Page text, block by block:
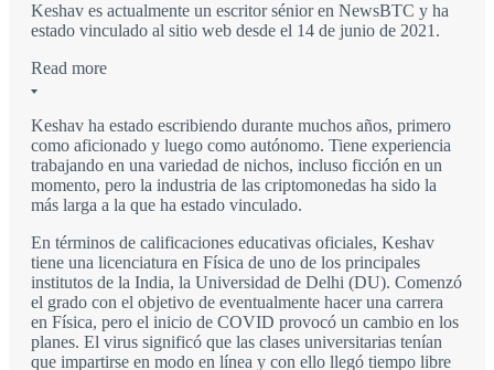
Keshav es actualmente un escritor sénior en NewsBTC y ha
estado vinculado al sitio web desde el 14 de junio de 2021.
Read more
Keshav ha estado escribiendo durante muchos años, primero
como aficionado y luego como autónomo. Tiene experiencia
trabajando en una variedad de nichos, incluso ficción en un
momento, pero la industria de las criptomonedas ha sido la
más larga a la que ha estado vinculado.
En términos de calificaciones educativas oficiales, Keshav
tiene una licenciatura en Física de uno de los principales
institutos de la India, la Universidad de Delhi (DU). Comenzó
el grado con el objetivo de eventualmente hacer una carrera
en Física, pero el inicio de COVID provocó un cambio en los
planes. El virus significó que las clases universitarias tenían
que impartirse en modo en línea y con ello llegó tiempo libre